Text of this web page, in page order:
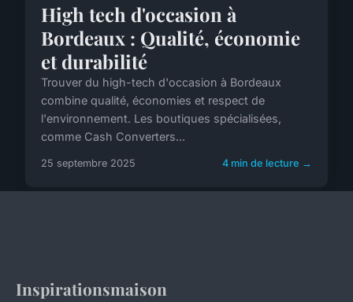
High tech d'occasion à
Bordeaux : Qualité, économie
et durabilité
Trouver du high-tech d'occasion à Bordeaux
combine qualité, économies et respect de
l'environnement. Les boutiques spécialisées,
comme Cash Converters...
25 septembre 2025 4 min de lecture →
Inspirationsmaison